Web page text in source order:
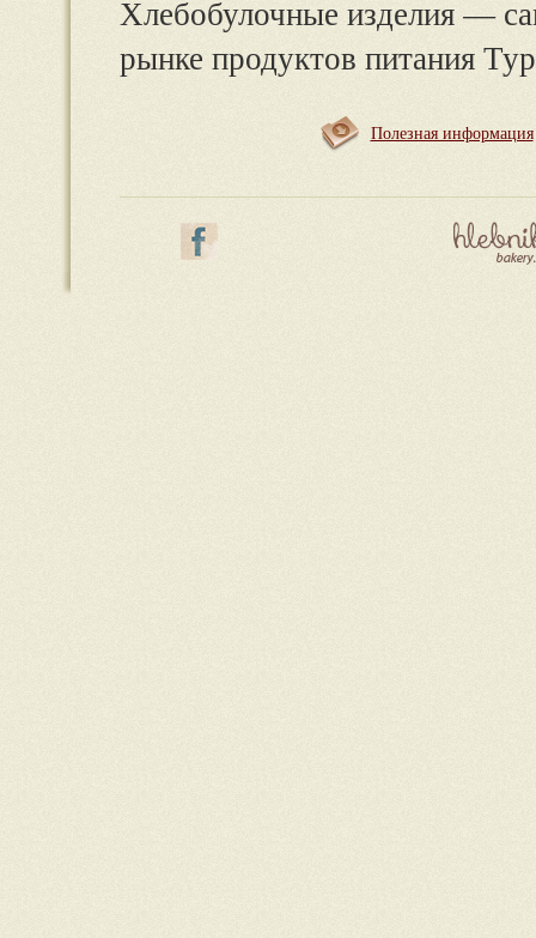
Хлебобулочные изделия —
рынке продуктов питания
Полезная информация